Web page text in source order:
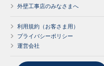
外壁工事店のみなさまへ
利用規約（お客さま用）
プライバシーポリシー
運営会社